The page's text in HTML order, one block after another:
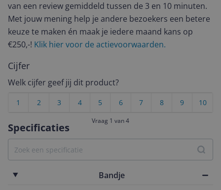
Specificaties
Bandje
van een review gemiddeld tussen de 3 en 10 minuten.
Met jouw mening help je andere bezoekers een betere
keuze te maken én maak je iedere maand kans op
€250,-! Klik hier voor de actievoorwaarden.
Cijfer
Welk cijfer geef jij dit product?
10
9
8
7
6
5
4
3
2
1
Vraag 1 van 4